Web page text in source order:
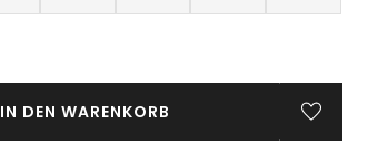
IN DEN WARENKORB